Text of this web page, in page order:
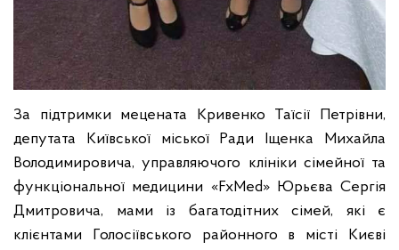
За підтримки мецената Кривенко Таїсії Петрівни,
депутата Київської міської Ради Іщенка Михайла
Володимировича, управляючого клініки сімейної та
функціональної медицини «FxMed» Юрьєва Сергія
Дмитровича, мами із багатодітних сімей, які є
клієнтами Голосіївського районного в місті Києві